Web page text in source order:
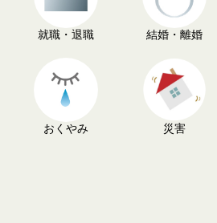
就職・退職 結婚・離婚
おくやみ 災害